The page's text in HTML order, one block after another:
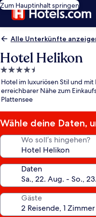
Zum Hauptinhalt springen
Alle Unterkünfte
Hotel Helikon
4.5-
Sterne-
Unterkunft
Hotel im luxuriösen Stil und
erreichbarer Nähe zum
Plattensee
Wähle deine Daten,
Wo soll’s hingehen?
Daten
Gäste